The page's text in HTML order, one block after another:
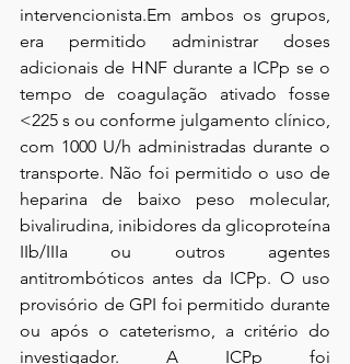
intervencionista.Em ambos os grupos,
era permitido administrar doses
adicionais de HNF durante a ICPp se o
tempo de coagulação ativado fosse
<225 s ou conforme julgamento clínico,
com 1000 U/h administradas durante o
transporte. Não foi permitido o uso de
heparina de baixo peso molecular,
bivalirudina, inibidores da glicoproteína
IIb/IIIa ou outros agentes
antitrombóticos antes da ICPp. O uso
provisório de GPI foi permitido durante
ou após o cateterismo, a critério do
investigador. A ICPp foi